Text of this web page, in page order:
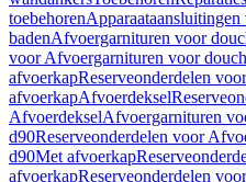
toebehorenApparaataansluitingen
badenAfvoergarnituren voor
voor Afvoergarnituren voor
afvoerkapReserveonderdelen
afvoerkapAfvoerdeksel
AfvoerdekselAfvoergarnituren
d90Reserveonderdelen voor
d90Met afvoerkap
afvoerkapReserveonderdelen